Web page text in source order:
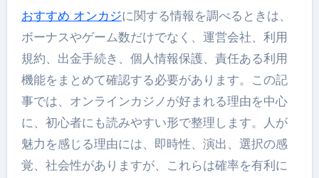
おすすめ オンカジに関する情報を調べるときは、
ボーナスやゲーム数だけでなく、運営会社、利用
規約、出金手続き、個人情報保護、責任ある利用
機能をまとめて確認する必要があります。この記
事では、オンラインカジノが好まれる理由を中心
に、初心者にも読みやすい形で整理します。人が
魅力を感じる理由には、即時性、演出、選択の感
覚、社会性がありますが、これらは確率を有利に